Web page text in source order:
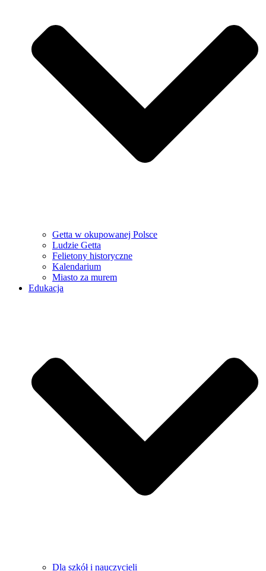
Getta w okupowanej Polsce
Ludzie Getta
Felietony historyczne
Kalendarium
Miasto za murem
Edukacja
Dla szkół i nauczycieli